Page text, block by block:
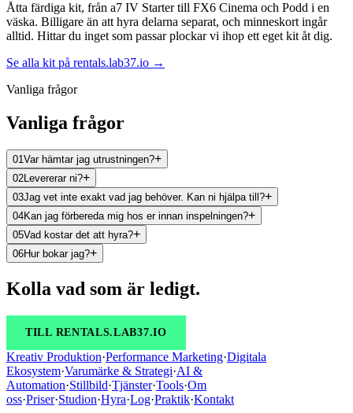
Åtta färdiga kit, från a7 IV Starter till FX6 Cinema och Podd i en
väska. Billigare än att hyra delarna separat, och minneskort ingår
alltid. Hittar du inget som passar plockar vi ihop ett eget kit åt dig.
Se alla kit på rentals.lab37.io →
Vanliga frågor
Vanliga frågor
01Var hämtar jag utrustningen?+
02Levererar ni?+
03Jag vet inte exakt vad jag behöver. Kan ni hjälpa till?+
04Kan jag förbereda mig hos er innan inspelningen?+
05Vad kostar det att hyra?+
06Hur bokar jag?+
Kolla vad som är ledigt.
TILL RENTALS.LAB37.IO
Kreativ Produktion·Performance Marketing·Digitala
Ekosystem·Varumärke & Strategi·AI &
Automation·Stillbild·Tjänster·Tools·Om
oss·Priser·Studion·Hyra·Log·Praktik·Kontakt